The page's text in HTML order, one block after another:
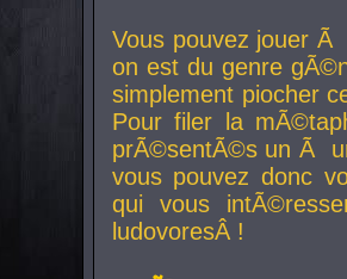
Vous pouvez jouer
on est du genre
simplement piocher
Pour filer la
prÃ©sentÃ©s un Ã
vous pouvez donc
qui vous
ludovoresÂ !